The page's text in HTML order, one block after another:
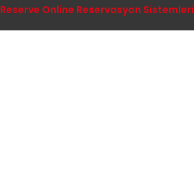
Reserve Online Reservasyon Sistemleri